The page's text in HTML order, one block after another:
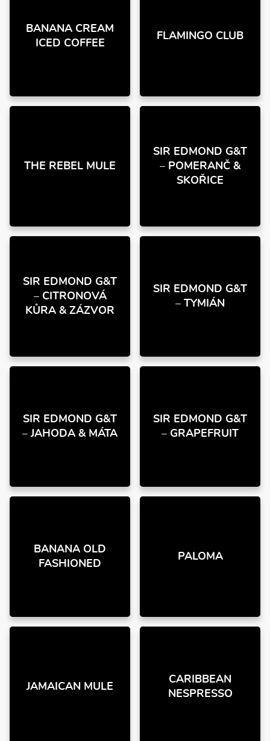
BANANA CREAM
ICED COFFEE
FLAMINGO CLUB
THE REBEL MULE
SIR EDMOND G&T
– POMERANČ &
SKOŘICE
SIR EDMOND G&T
– CITRONOVÁ
KŮRA & ZÁZVOR
SIR EDMOND G&T
– TYMIÁN
SIR EDMOND G&T
– JAHODA & MÁTA
SIR EDMOND G&T
– GRAPEFRUIT
BANANA OLD
FASHIONED
PALOMA
JAMAICAN MULE
CARIBBEAN
NESPRESSO